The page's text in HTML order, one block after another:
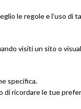
le regole e l’uso
visiti un sito o
specifica.
ricordare le tue